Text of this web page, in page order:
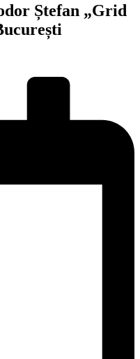
Ștefan „Grid